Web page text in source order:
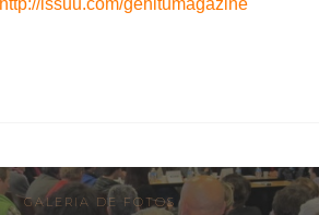
http://issuu.com/gehitumagazine
GALERIA DE FOTOS